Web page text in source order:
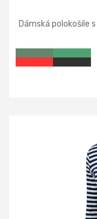
Dámská polokošile